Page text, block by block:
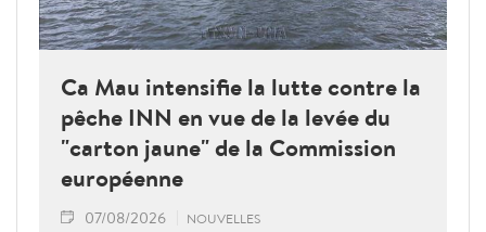
Ca Mau intensifie la lutte contre la
pêche INN en vue de la levée du
"carton jaune" de la Commission
européenne
07/08/2026 NOUVELLES